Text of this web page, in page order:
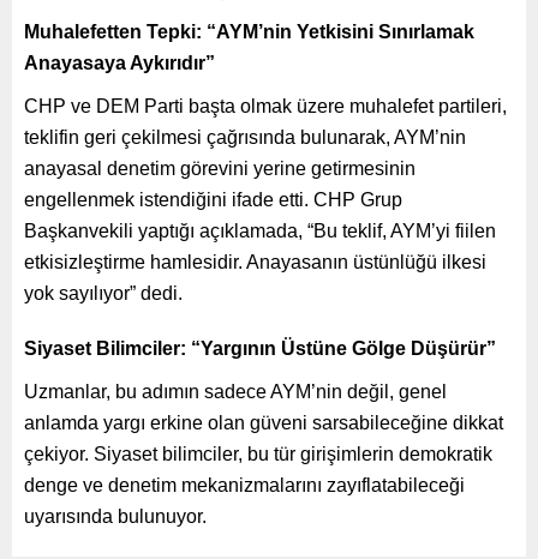
Muhalefetten Tepki: “AYM’nin Yetkisini Sınırlamak
Anayasaya Aykırıdır”
CHP ve DEM Parti başta olmak üzere muhalefet partileri,
teklifin geri çekilmesi çağrısında bulunarak, AYM’nin
anayasal denetim görevini yerine getirmesinin
engellenmek istendiğini ifade etti. CHP Grup
Başkanvekili yaptığı açıklamada, “Bu teklif, AYM’yi fiilen
etkisizleştirme hamlesidir. Anayasanın üstünlüğü ilkesi
yok sayılıyor” dedi.
Siyaset Bilimciler: “Yargının Üstüne Gölge Düşürür”
Uzmanlar, bu adımın sadece AYM’nin değil, genel
anlamda yargı erkine olan güveni sarsabileceğine dikkat
çekiyor. Siyaset bilimciler, bu tür girişimlerin demokratik
denge ve denetim mekanizmalarını zayıflatabileceği
uyarısında bulunuyor.